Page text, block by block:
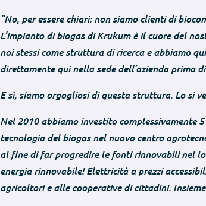
“No, per essere chiari: non siamo clienti di
L’impianto di biogas di Krukum è il cuore del
noi stessi come struttura di ricerca e abbiamo
direttamente qui nella sede dell’azienda prima
E sì, siamo orgogliosi di questa struttura. Lo si
Nel 2010 abbiamo investito complessivamente
tecnologia del biogas nel nuovo centro
al fine di far progredire le fonti rinnovabili nel
energia rinnovabile! Elettricità a prezzi
agricoltori e alle cooperative di cittadini.